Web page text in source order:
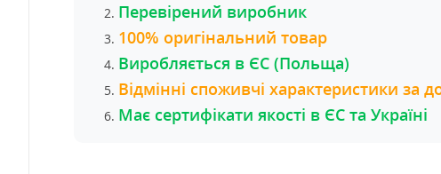
Перевірений виробник
100% оригінальний товар
Виробляється в ЄС (Польща)
Відмінні споживчі характеристики за
Має сертифікати якості в ЄС та Україні